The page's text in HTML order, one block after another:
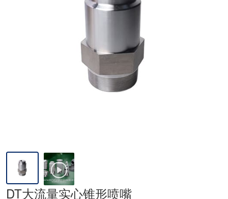
DT大流量实心锥形喷嘴